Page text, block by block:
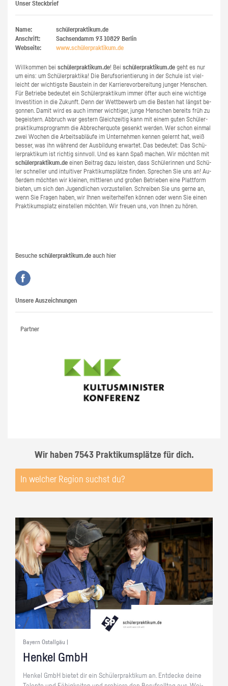
Unser Steckbrief
Name:
schülerpraktikum.de
Anschrift:
Sachsendamm 93 10829 Berlin
Webseite:
www.​schüler​prak​tiku​m.​de
Will­kom­men bei schü­ler­prak­ti­kum.de! Bei schü­ler­prak­ti­kum.de geht es nur
um eins: um Schü­ler­prak­ti­ka! Die Be­rufs­ori­en­tie­rung in der Schu­le ist viel­
leicht der wich­tigs­te Bau­stein in der Kar­rie­re­vor­be­rei­tung jun­ger Men­schen.
Für Be­trie­be be­deu­tet ein Schü­ler­prak­ti­kum immer öfter auch eine wich­ti­ge
In­ves­ti­ti­on in die Zu­kunft. Denn der Wett­be­werb um die Bes­ten hat längst be­
gon­nen. Damit wird es auch immer wich­ti­ger, junge Men­schen be­reits früh zu
be­geis­tern. Ab­bruch war ges­tern Gleich­zei­tig kann mit einem guten Schü­ler­
prak­ti­kums­pro­gramm die Ab­bre­cher­quo­te ge­senkt wer­den. Wer schon ein­mal
zwei Wo­chen die Ar­beits­ab­läu­fe im Un­ter­neh­men ken­nen ge­lernt hat, weiß
bes­ser, was ihn wäh­rend der Aus­bil­dung er­war­tet. Das be­deu­tet: Das Schü­
ler­prak­ti­kum ist rich­tig sinn­voll. Und es kann Spaß ma­chen. Wir möch­ten mit
schü­ler­prak­ti­kum.de einen Bei­trag dazu leis­ten, dass Schü­le­rin­nen und Schü­
ler schnel­ler und in­tui­ti­ver Prak­ti­kums­plät­ze fin­den. Spre­chen Sie uns an! Au­
ßer­dem möch­ten wir klei­nen, mitt­le­ren und gro­ßen Be­trie­ben eine Platt­form
bie­ten, um sich den Ju­gend­li­chen vor­zu­stel­len. Schrei­ben Sie uns gerne an,
wenn Sie Fra­gen haben, wir Ihnen wei­ter­hel­fen kön­nen oder wenn Sie einen
Prak­ti­kums­platz ein­stel­len möch­ten. Wir freu­en uns, von Ihnen zu hören.
Besuche schülerpraktikum.de auch hier
Unsere Auszeichnungen
Partner
Wir haben 7543 Praktikumsplätze für dich.
Bayern Ostallgäu |
Hen­kel GmbH
Hen­kel GmbH bie­tet dir ein Schü­ler­prak­ti­kum an. Ent­de­cke deine